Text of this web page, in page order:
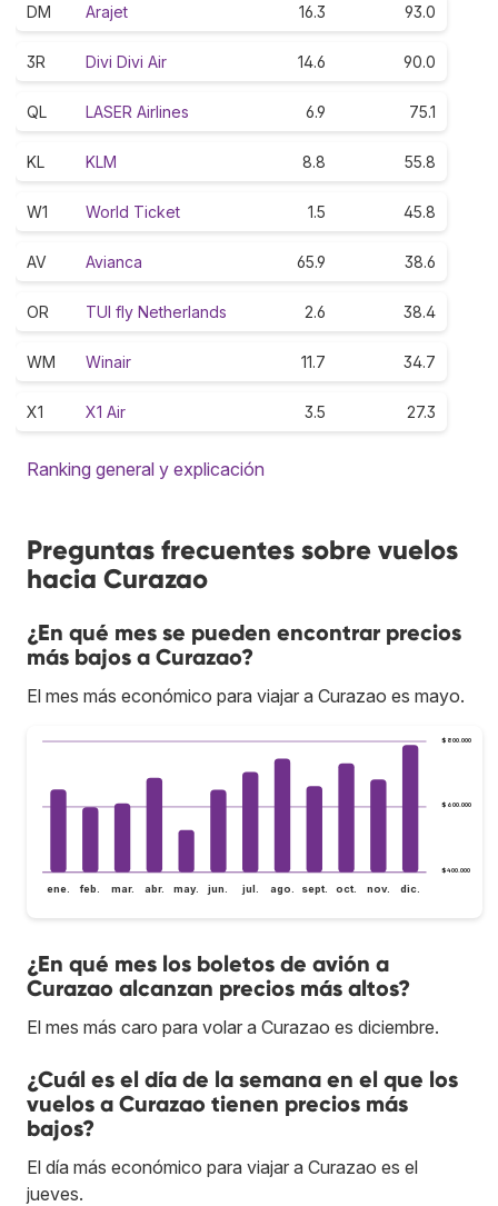
DM Arajet 16.3 93.0
3R Divi Divi Air 14.6 90.0
QL LASER Airlines 6.9 75.1
KL KLM 8.8 55.8
W1 World Ticket 1.5 45.8
AV Avianca 65.9 38.6
OR TUI fly Netherlands 2.6 38.4
WM Winair 11.7 34.7
X1 X1 Air 3.5 27.3
Ranking general y explicación
Preguntas frecuentes sobre vuelos
hacia Curazao
¿En qué mes se pueden encontrar precios
más bajos a Curazao?
El mes más económico para viajar a Curazao es mayo.
$400.000
$600.000
$800.000
ene. feb. mar. abr. may. jun. jul. ago. sept. oct. nov. dic.
¿En qué mes los boletos de avión a
Curazao alcanzan precios más altos?
El mes más caro para volar a Curazao es diciembre.
¿Cuál es el día de la semana en el que los
vuelos a Curazao tienen precios más
bajos?
El día más económico para viajar a Curazao es el
jueves.